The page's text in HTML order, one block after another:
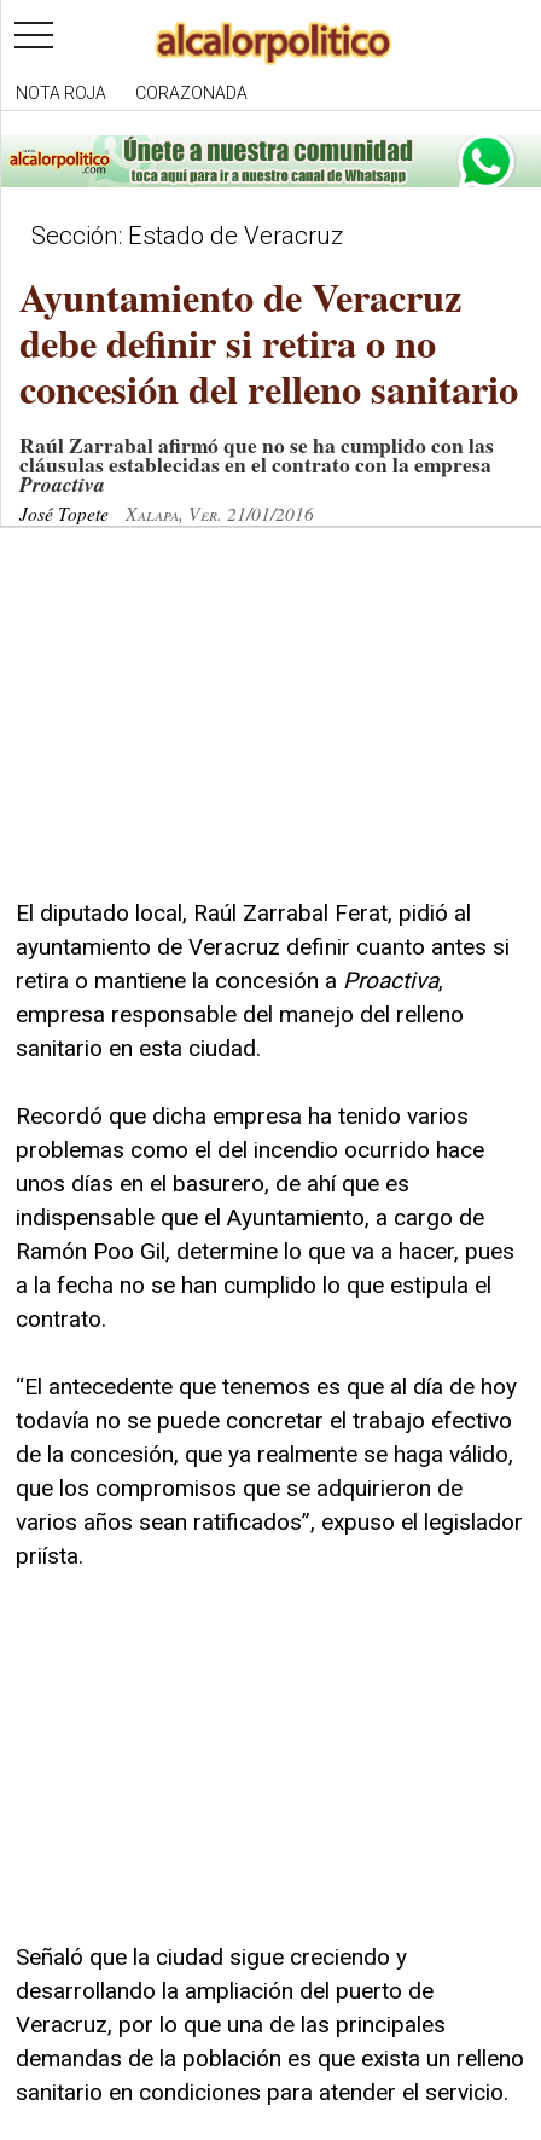
toggle
navigation
NOTA ROJA CORAZONADA
Sección: Estado de Veracruz
Ayuntamiento de Veracruz
debe definir si retira o no
concesión del relleno sanitario
Raúl Zarrabal afirmó que no se ha cumplido con las
cláusulas establecidas en el contrato con la empresa
Proactiva
José Topete Xalapa, Ver. 21/01/2016
El diputado local, Raúl Zarrabal Ferat, pidió al
ayuntamiento de Veracruz definir cuanto antes si
retira o mantiene la concesión a Proactiva,
empresa responsable del manejo del relleno
sanitario en esta ciudad.
Recordó que dicha empresa ha tenido varios
problemas como el del incendio ocurrido hace
unos días en el basurero, de ahí que es
indispensable que el Ayuntamiento, a cargo de
Ramón Poo Gil, determine lo que va a hacer, pues
a la fecha no se han cumplido lo que estipula el
contrato.
“El antecedente que tenemos es que al día de hoy
todavía no se puede concretar el trabajo efectivo
de la concesión, que ya realmente se haga válido,
que los compromisos que se adquirieron de
varios años sean ratificados”, expuso el legislador
priísta.
Señaló que la ciudad sigue creciendo y
desarrollando la ampliación del puerto de
Veracruz, por lo que una de las principales
demandas de la población es que exista un relleno
sanitario en condiciones para atender el servicio.